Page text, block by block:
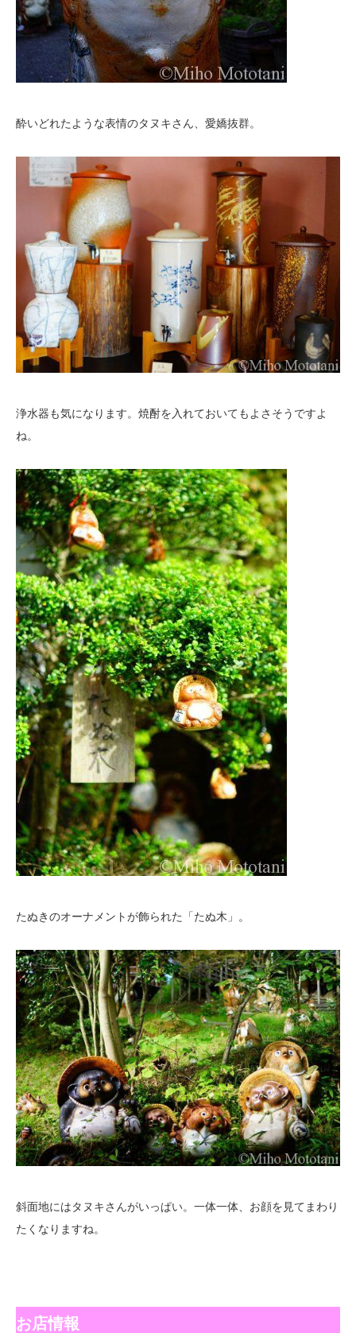
酔いどれたような表情のタヌキさん、愛嬌抜群。
浄水器も気になります。焼酎を入れておいてもよさそうですよ
ね。
たぬきのオーナメントが飾られた「たぬ木」。
斜面地にはタヌキさんがいっぱい。一体一体、お顔を見てまわり
たくなりますね。
お店情報